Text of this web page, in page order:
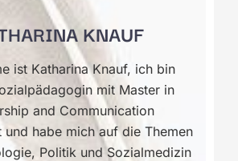
KNAUF
ist Katharina Knauf, ich bin
mit Master in
and Communication
und habe mich auf die Themen
Politik und Sozialmedizin